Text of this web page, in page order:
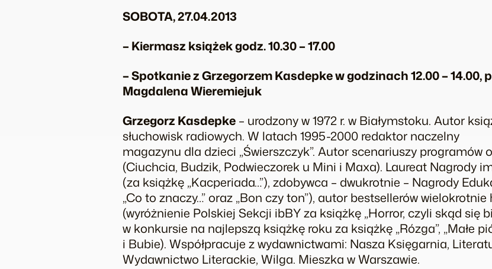
SOBOTA, 27.04.2013
– Kiermasz książek godz. 10.30 – 17.00
– Spotkanie z Grzegorzem Kasdepke w godzinach 12.00 –
Magdalena Wieremiejuk
Grzegorz Kasdepke – urodzony w 1972 r. w Białymstoku. Autor
słuchowisk radiowych. W latach 1995-2000 redaktor naczelny
magazynu dla dzieci „Świerszczyk”. Autor scenariuszy programów
(Ciuchcia, Budzik, Podwieczorek u Mini i Maxa). Laureat Nagrody
(za książkę „Kacperiada…”), zdobywca – dwukrotnie – Nagrody
„Co to znaczy…” oraz „Bon czy ton”), autor bestsellerów
(wyróżnienie Polskiej Sekcji ibBY za książkę „Horror, czyli skąd się
w konkursie na najlepszą książkę roku za książkę „Rózga”, „Małe
i Bubie). Współpracuje z wydawnictwami: Nasza Księgarnia,
Wydawnictwo Literackie, Wilga. Mieszka w Warszawie.